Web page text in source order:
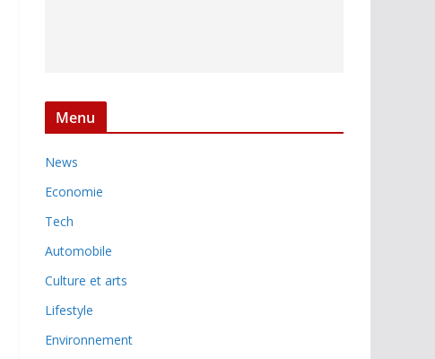
Menu
News
Economie
Tech
Automobile
Culture et arts
Lifestyle
Environnement